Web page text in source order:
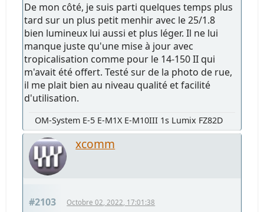
De mon côté, je suis parti quelques temps plus
tard sur un plus petit menhir avec le 25/1.8
bien lumineux lui aussi et plus léger. Il ne lui
manque juste qu'une mise à jour avec
tropicalisation comme pour le 14-150 II qui
m'avait été offert. Testé sur de la photo de rue,
il me plait bien au niveau qualité et facilité
d'utilisation.
OM-System E-5 E-M1X E-M10III 1s Lumix FZ82D
xcomm
#2103 Octobre 02, 2022, 17:01:38